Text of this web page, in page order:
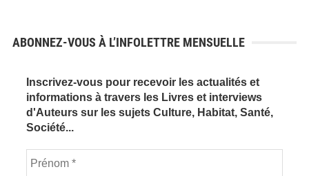
ABONNEZ-VOUS À L’INFOLETTRE MENSUELLE
Inscrivez-vous pour recevoir les actualités et
informations à travers les Livres et interviews
d'Auteurs sur les sujets Culture, Habitat, Santé,
Société...